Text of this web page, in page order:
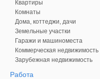
Квартиры
Комнаты
Дома, коттеджи, дачи
Земельные участки
Гаражи и машиноместа
Коммерческая недвижимость
Зарубежная недвижимость
Работа